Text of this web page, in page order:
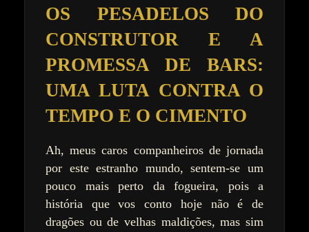
OS PESADELOS DO
CONSTRUTOR E A
PROMESSA DE BARS:
UMA LUTA CONTRA O
TEMPO E O CIMENTO
Ah, meus caros companheiros de jornada
por este estranho mundo, sentem-se um
pouco mais perto da fogueira, pois a
história que vos conto hoje não é de
dragões ou de velhas maldições, mas sim